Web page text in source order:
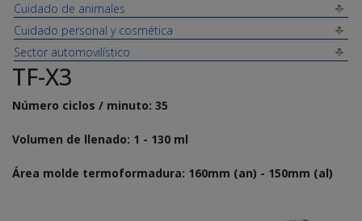
Cuidado de animales
Cuidado personal y cosmética
Sector automovilístico
TF-X3
Número ciclos / minuto: 35
Volumen de llenado: 1 - 130 ml
Área molde termoformadura: 160mm (an) - 150mm (al)